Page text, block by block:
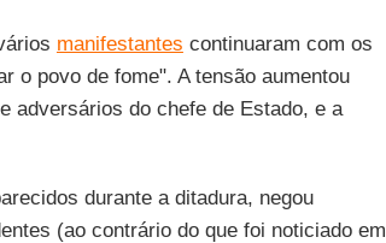
manifestantes continuaram com os
o povo de fome". A tensão aumentou
adversários do chefe de Estado, e a
durante a ditadura, negou
(ao contrário do que foi noticiado em